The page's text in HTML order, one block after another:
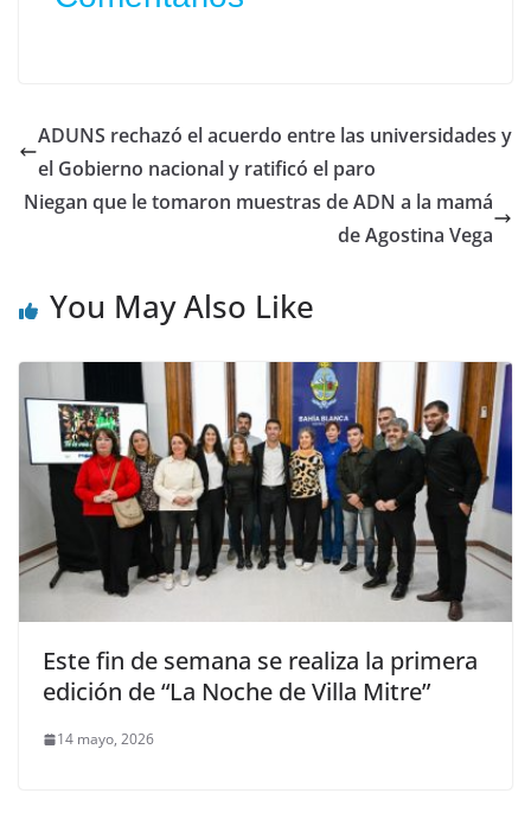
ADUNS rechazó el acuerdo entre las universidades y
el Gobierno nacional y ratificó el paro
Niegan que le tomaron muestras de ADN a la mamá
de Agostina Vega
You May Also Like
Este fin de semana se realiza la primera
edición de “La Noche de Villa Mitre”
14 mayo, 2026